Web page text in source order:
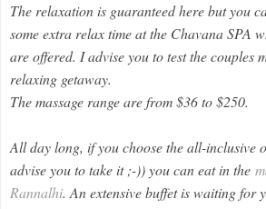
The relaxation is guaranteed here but you
some extra relax time at the Chavana SPA
are offered. I advise you to test thecouples
relaxing getaway.
The massage range are from $36 to $250.
All day long, if you choose the all-inclusive
advise you to take it ;-)) you can eat in the
Rannalhi. An extensive buffet is waiting for